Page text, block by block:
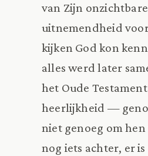
van Zijn
uitnemendheid
kijken God kon
alles werd later
het Oude
heerlijkheid —
niet genoeg om
nog iets achter, er